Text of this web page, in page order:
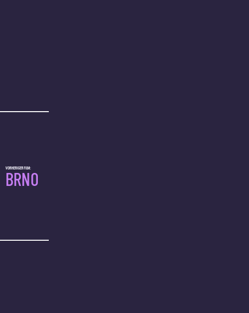
VORHERIGER FILM:
BRNO